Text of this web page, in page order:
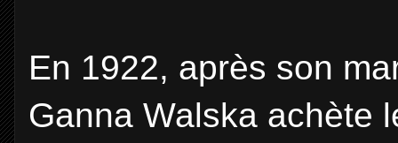
En 1922, après son
Ganna Walska achète